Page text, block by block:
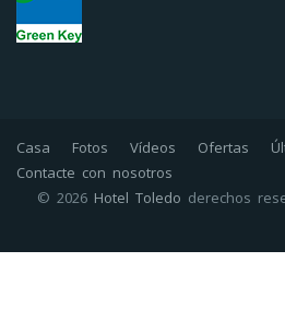
Casa Fotos Vídeos Ofertas
Contacte con nosotros
© 2026 Hotel Toledo derechos